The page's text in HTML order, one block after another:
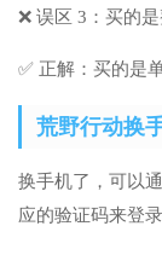
❌ 误区 3：买的
✅ 正解：买的是
荒野行动换
换手机了，可以
应的验证码来登录